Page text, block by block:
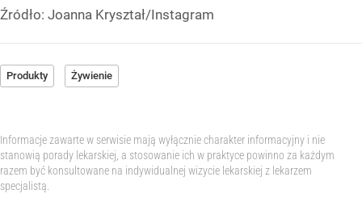
Źródło: Joanna Kryształ/Instagram
Produkty Żywienie
Informacje zawarte w serwisie mają wyłącznie charakter informacyjny i nie
stanowią porady lekarskiej, a stosowanie ich w praktyce powinno za każdym
razem być konsultowane na indywidualnej wizycie lekarskiej z lekarzem
specjalistą.